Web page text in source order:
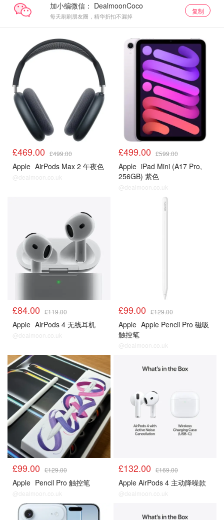
加小编微信：
每天刷刷朋友圈，精华折扣不漏掉
复制
£469.00 £499.00
Apple AirPods Max 2 午夜色
@dealmoon.co.uk
£499.00 £599.00
Apple iPad Mini (A17 Pro,
256GB) 紫色
@dealmoon.co.uk
£84.00 £119.00
Apple AirPods 4 无线耳机
@dealmoon.co.uk
£99.00 £129.00
Apple Apple Pencil Pro 磁吸
触控笔
@dealmoon.co.uk
£99.00 £129.00
Apple Pencil Pro 触控笔
@dealmoon.co.uk
£132.00 £169.00
Apple AirPods 4 主动降噪款
@dealmoon.co.uk